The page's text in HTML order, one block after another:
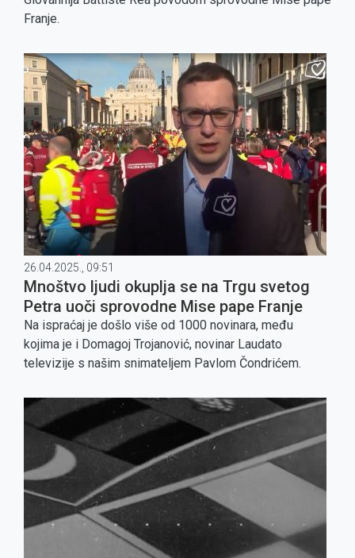
Franje.
26.04.2025., 09:51
Mnoštvo ljudi okuplja se na Trgu svetog
Petra uoči sprovodne Mise pape Franje
Na ispraćaj je došlo više od 1000 novinara, među
kojima je i Domagoj Trojanović, novinar Laudato
televizije s našim snimateljem Pavlom Čondrićem.